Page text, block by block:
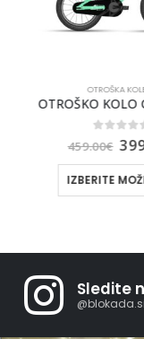
OTROŠKA KOLESA
out of
459.00€
IZBERITE
Sledite
@blokada.si